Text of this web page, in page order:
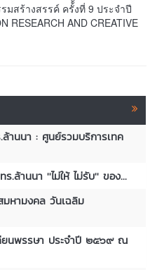
มสร้างสรรค์ ครั้้งที่ 9 ประจำปี
RESEARCH AND CREATIVE
านนา : ศูนย์รวมบริการเทค
.ล้านนา ''ไม่ให้ ไม่รับ'' ของ...
มหามงคล วันเฉลิม
ยนพรรษา ประจำปี ๒๕๖๙ ณ